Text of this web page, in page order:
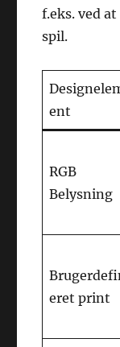
f.eks. ved
spil.
ent
RGB
Belysning
eret print